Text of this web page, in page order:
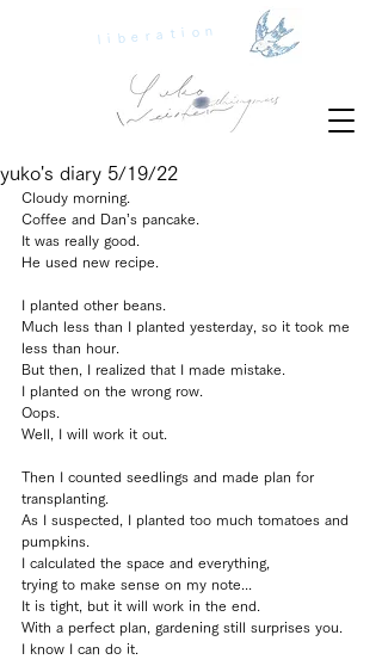
liberation
yuko's diary 5/19/22
Cloudy morning.
Coffee and Dan’s pancake.
It was really good.
He used new recipe.
I planted other beans.
Much less than I planted yesterday, so it took me
less than hour.
But then, I realized that I made mistake.
I planted on the wrong row.
Oops.
Well, I will work it out.
Then I counted seedlings and made plan for
transplanting.
As I suspected, I planted too much tomatoes and
pumpkins.
I calculated the space and everything,
trying to make sense on my note...
It is tight, but it will work in the end.
With a perfect plan, gardening still surprises you.
I know I can do it.